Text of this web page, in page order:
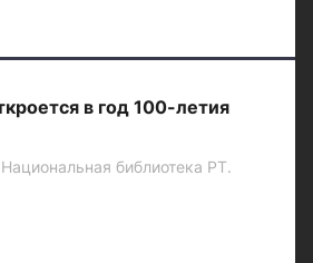
в год 100-летия
библиотека РТ.